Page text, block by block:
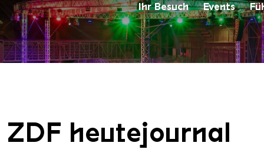
Ihr Besuch Events
Saarländischen
heutejournal